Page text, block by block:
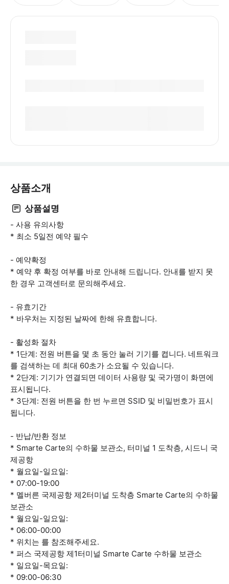
상품소개
상품설명
- 사용 유의사항
* 최소 5일전 예약 필수
- 예약확정
* 예약 후 확정 여부를 바로 안내해 드립니다. 안내를 받지 못
한 경우 고객센터로 문의해주세요.
- 유효기간
* 바우처는 지정된 날짜에 한해 유효합니다.
- 활성화 절차
* 1단계: 전원 버튼을 몇 초 동안 눌러 기기를 켭니다. 네트워크
를 검색하는 데 최대 60초가 소요될 수 있습니다.
* 2단계: 기기가 연결되면 데이터 사용량 및 국가명이 화면에
표시됩니다.
* 3단계: 전원 버튼을 한 번 누르면 SSID 및 비밀번호가 표시
됩니다.
- 반납/반환 정보
* Smarte Carte의 수하물 보관소, 터미널 1 도착층, 시드니 국
제공항
* 월요일-일요일:
* 07:00-19:00
* 멜버른 국제공항 제2터미널 도착층 Smarte Carte의 수하물
보관소
* 월요일-일요일:
* 06:00-00:00
* 위치는 를 참조해주세요.
* 퍼스 국제공항 제1터미널 Smarte Carte 수하물 보관소
* 일요일-목요일:
* 09:00-06:30